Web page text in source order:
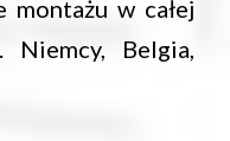
montażu w całej
Niemcy, Belgia,